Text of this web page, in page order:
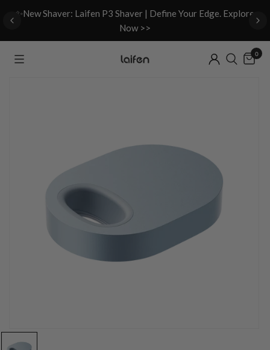
✨New Shaver: Laifen P3 Shaver | Define Your Edge. Explore
Now >>
0